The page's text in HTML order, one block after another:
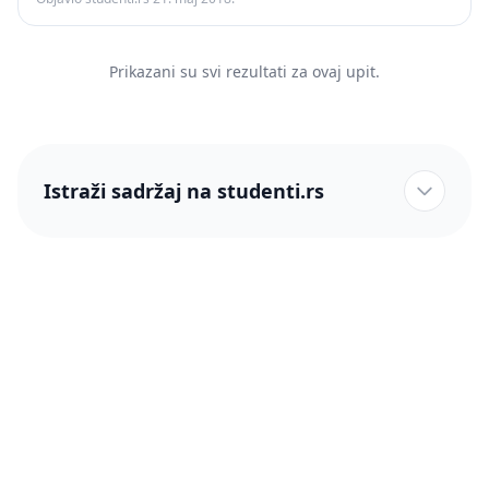
Prikazani su svi rezultati za ovaj upit.
Istraži sadržaj na studenti.rs